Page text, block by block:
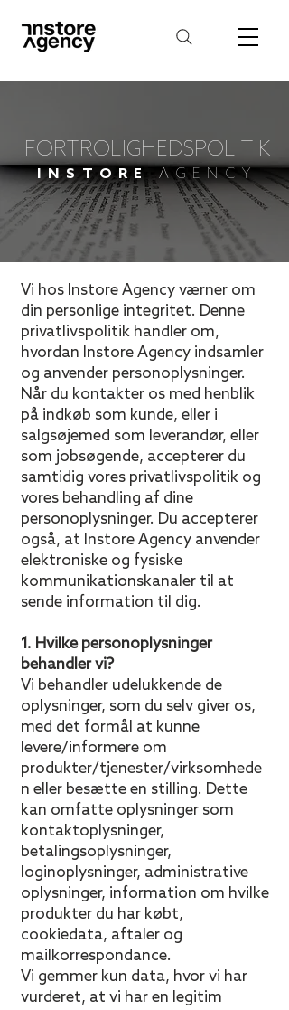
FORTROLIGHEDSPOLITIK
INSTORE AGENCY
Vi hos Instore Agency værner om
din personlige integritet. Denne
privatlivspolitik handler om,
hvordan Instore Agency indsamler
og anvender personoplysninger.
Når du kontakter os med henblik
på indkøb som kunde, eller i
salgsøjemed som leverandør, eller
som jobsøgende, accepterer du
samtidig vores privatlivspolitik og
vores behandling af dine
personoplysninger. Du accepterer
også, at Instore Agency anvender
elektroniske og fysiske
kommunikationskanaler til at
sende information til dig.
1. Hvilke personoplysninger
behandler vi?
Vi behandler udelukkende de
oplysninger, som du selv giver os,
med det formål at kunne
levere/informere om
produkter/tjenester/virksomhede
n eller besætte en stilling. Dette
kan omfatte oplysninger som
kontaktoplysninger,
betalingsoplysninger,
loginoplysninger, administrative
oplysninger, information om hvilke
produkter du har købt,
cookiedata, aftaler og
mailkorrespondance.
Vi gemmer kun data, hvor vi har
vurderet, at vi har en legitim